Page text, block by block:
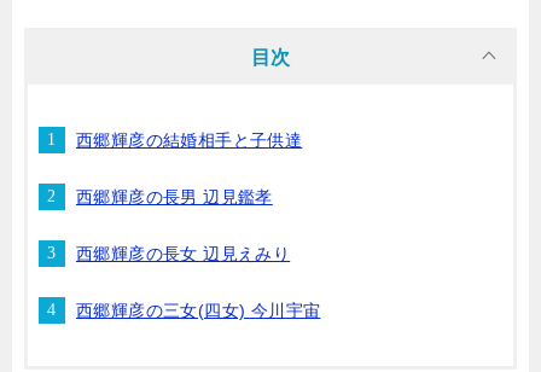
目次
西郷輝彦の結婚相手と子供達
西郷輝彦の長男 辺見鑑孝
西郷輝彦の長女 辺見えみり
西郷輝彦の三女(四女) 今川宇宙